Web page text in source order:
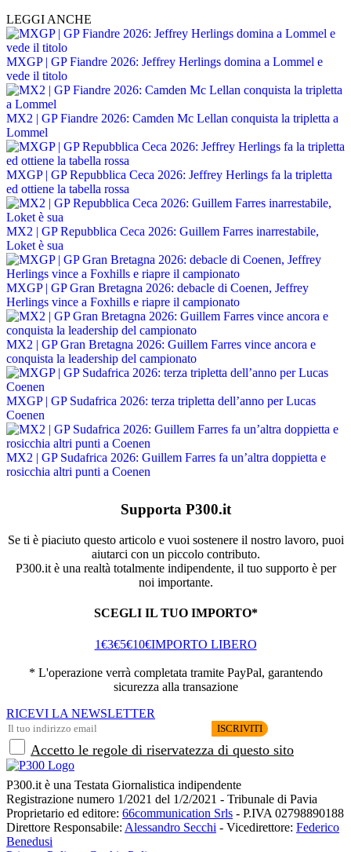
LEGGI ANCHE
MXGP | GP Fiandre 2026: Jeffrey Herlings domina a Lommel e
vede il titolo
MX2 | GP Fiandre 2026: Camden Mc Lellan conquista la tripletta a
Lommel
MXGP | GP Repubblica Ceca 2026: Jeffrey Herlings fa la tripletta
ed ottiene la tabella rossa
MX2 | GP Repubblica Ceca 2026: Guillem Farres inarrestabile,
Loket è sua
MXGP | GP Gran Bretagna 2026: debacle di Coenen, Jeffrey
Herlings vince a Foxhills e riapre il campionato
MX2 | GP Gran Bretagna 2026: Guillem Farres vince ancora e
conquista la leadership del campionato
MXGP | GP Sudafrica 2026: terza tripletta dell’anno per Lucas
Coenen
MX2 | GP Sudafrica 2026: Guillem Farres fa un’altra doppietta e
rosicchia altri punti a Coenen
Supporta P300.it
Se ti è piaciuto questo articolo e vuoi sostenere il nostro lavoro, puoi
aiutarci con un piccolo contributo.
P300.it è una realtà totalmente indipendente, il tuo supporto è per
noi importante.
SCEGLI IL TUO IMPORTO*
1€3€5€10€IMPORTO LIBERO
* L'operazione verrà completata tramite PayPal, garantendo
sicurezza alla transazione
RICEVI LA NEWSLETTER
Accetto le regole di riservatezza di questo sito
P300.it è una Testata Giornalistica indipendente
Registrazione numero 1/2021 del 1/2/2021 - Tribunale di Pavia
Proprietario ed editore: 66communication Srls - P.IVA 02798890188
Direttore Responsabile: Alessandro Secchi - Vicedirettore: Federico
Benedusi